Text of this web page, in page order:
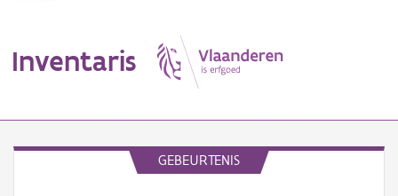
Inventaris
GEBEURTENIS